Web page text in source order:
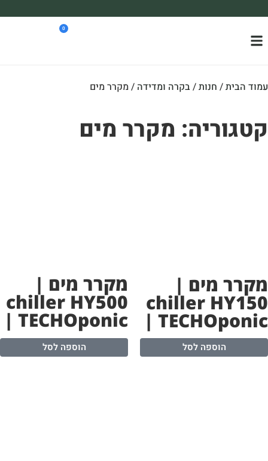
0
הבית/חנות/בקרה ומדידה/ מקרר מים
מקרר מים
מים |
chiller
|
הוספה לסל
מקרר מים |
chiller HY500
| TECHOponic
הוספה לסל